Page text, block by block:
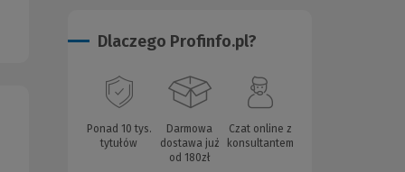
Dlaczego Profinfo.pl?
Ponad 10 tys.
tytułów
Darmowa
dostawa już
od 180zł
Czat online z
konsultantem